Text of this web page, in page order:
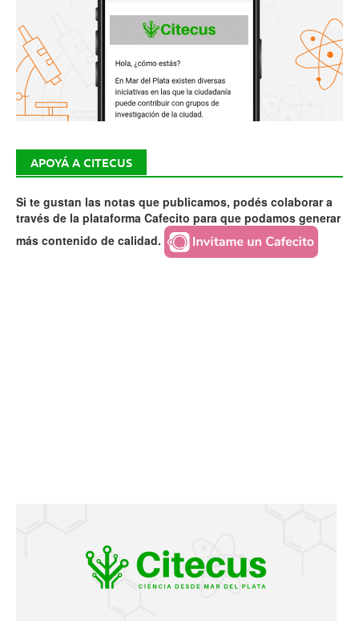
APOYÁ A CITECUS
Si te gustan las notas que publicamos, podés colaborar a
través de la plataforma Cafecito para que podamos generar
más contenido de calidad.